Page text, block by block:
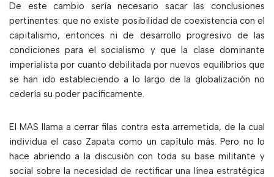
De este cambio sería necesario sacar las conclusiones
pertinentes: que no existe posibilidad de coexistencia con el
capitalismo, entonces ni de desarrollo progresivo de las
condiciones para el socialismo y que la clase dominante
imperialista por cuanto debilitada por nuevos equilibrios que
se han ido estableciendo a lo largo de la globalización no
cedería su poder pacíficamente.
El MAS llama a cerrar filas contra esta arremetida, de la cual
individua el caso Zapata como un capítulo más. Pero no lo
hace abriendo a la discusión con toda su base militante y
social sobre la necesidad de rectificar una línea estratégica